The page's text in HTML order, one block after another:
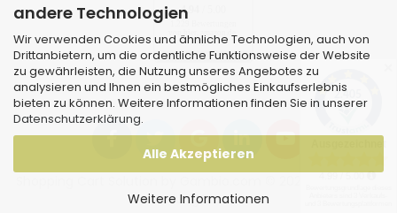
andere Technologien
Wir verwenden Cookies und ähnliche Technologien, auch von
Drittanbietern, um die ordentliche Funktionsweise der Website
zu gewährleisten, die Nutzung unseres Angebotes zu
analysieren und Ihnen ein bestmögliches Einkaufserlebnis
bieten zu können. Weitere Informationen finden Sie in unserer
Datenschutzerklärung.
Alle Akzeptieren
Weitere Informationen
4.94
ebay.de
Hinweis zu den Bewertungen
vonJungCreative.